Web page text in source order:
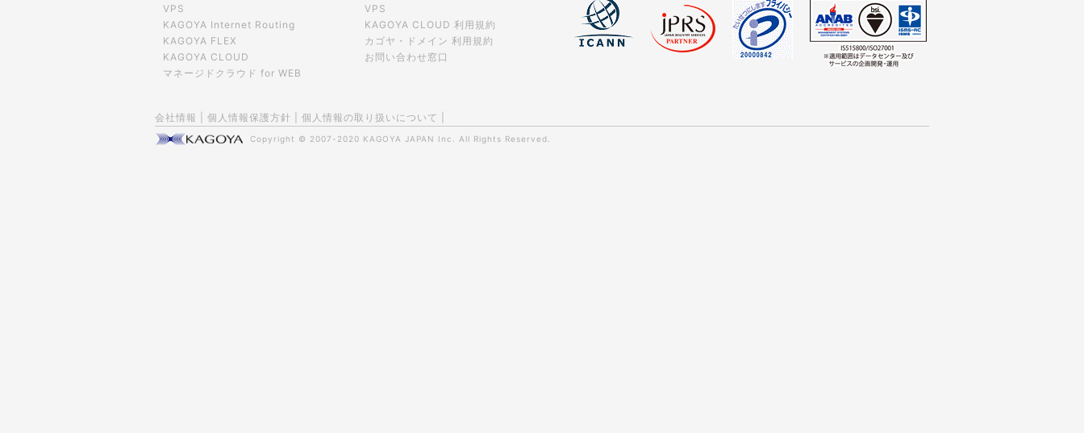
VPS
KAGOYA Internet Routing
KAGOYA FLEX
KAGOYA CLOUD
マネージドクラウド for WEB
VPS
KAGOYA CLOUD 利用規約
カゴヤ・ドメイン 利用規約
お問い合わせ窓口
会社情報 個人情報保護方針 個人情報の取り扱いについて
Copyright © 2007-2020 KAGOYA JAPAN Inc. All Rights Reserved.